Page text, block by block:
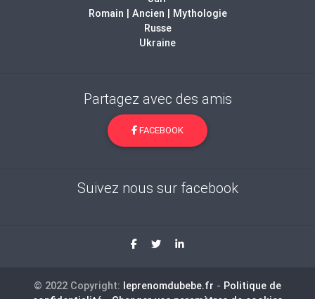
Romain | Ancien | Mythologie
Russe
Ukraine
Partagez avec des amis
FACEBOOK
Suivez nous sur facebook
© 2022 Copyright: leprenomdubebe.fr - Politique de